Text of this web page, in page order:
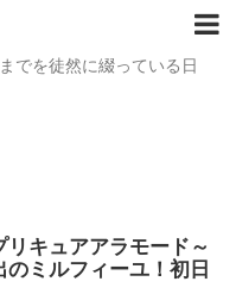
でを徒然に綴っている日
キュアアラモード～
ミルフィーユ！初日